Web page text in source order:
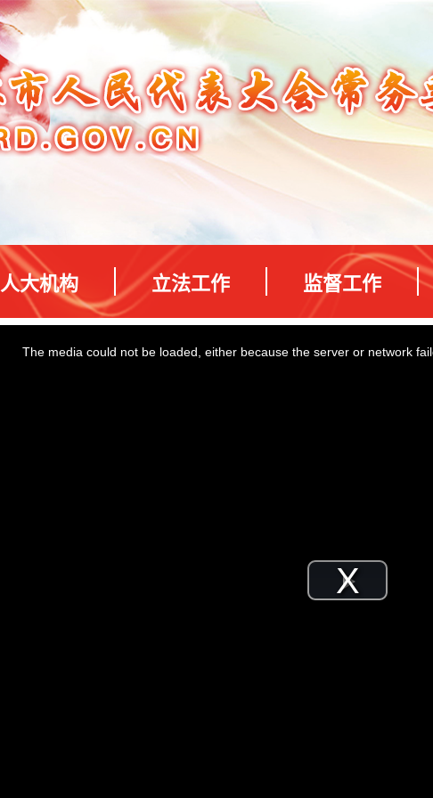
人大机构 立法工作 监督工作